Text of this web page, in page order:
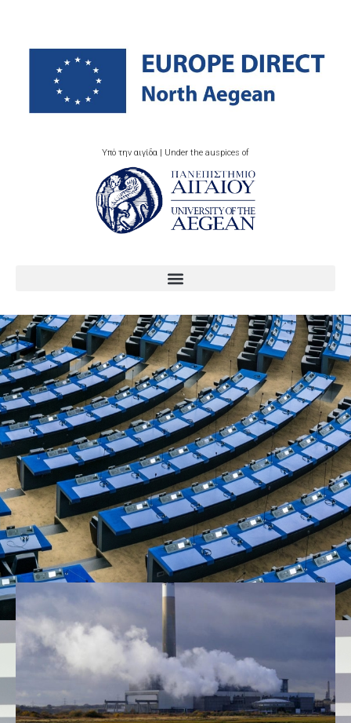
Υπό την αιγίδα | Under the auspices of